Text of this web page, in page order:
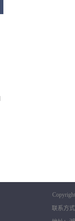
联系方